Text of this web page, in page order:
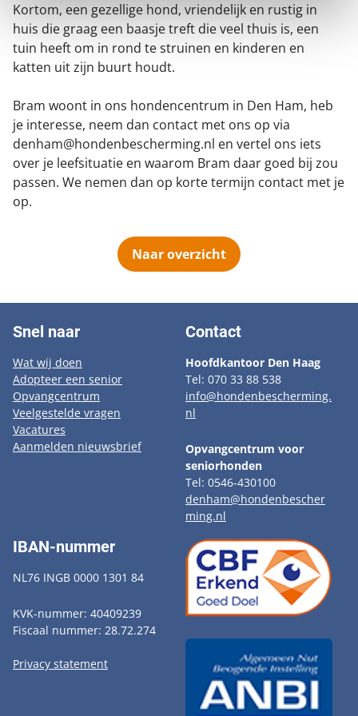
Kortom, een gezellige hond, vriendelijk en rustig in
huis die graag een baasje treft die veel thuis is, een
tuin heeft om in rond te struinen en kinderen en
katten uit zijn buurt houdt.
Bram woont in ons hondencentrum in Den Ham, heb
je interesse, neem dan contact met ons op via
denham@hondenbescherming.nl en vertel ons iets
over je leefsituatie en waarom Bram daar goed bij zou
passen. We nemen dan op korte termijn contact met je
op.
Naar overzicht
Snel naar
Wat wij doen
Adopteer een senior
Opvangcentrum
Veelgestelde vragen
Vacatures
Aanmelden nieuwsbrief
Contact
Hoofdkantoor Den Haag
Tel: 070 33 88 538
info@hondenbescherming.
nl
Opvangcentrum voor
seniorhonden
Tel: 0546-430100
denham@hondenbescher
ming.nl
IBAN-nummer
NL76 INGB 0000 1301 84
KVK-nummer: 40409239
Fiscaal nummer: 28.72.274
Privacy statement